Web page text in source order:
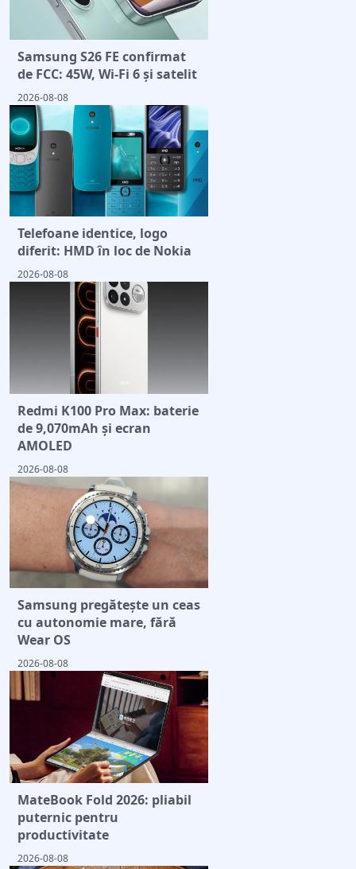
Samsung S26 FE confirmat
de FCC: 45W, Wi-Fi 6 și satelit
2026-08-08
Telefoane identice, logo
diferit: HMD în loc de Nokia
2026-08-08
Redmi K100 Pro Max: baterie
de 9,070mAh și ecran
AMOLED
2026-08-08
Samsung pregătește un ceas
cu autonomie mare, fără
Wear OS
2026-08-08
MateBook Fold 2026: pliabil
puternic pentru
productivitate
2026-08-08